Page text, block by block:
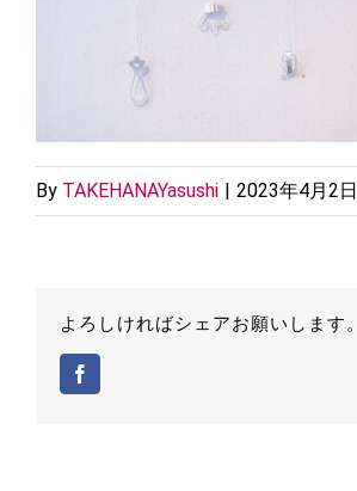
By TAKEHANAYasushi | 2023年4月2日
よろしければシェアお願いします。